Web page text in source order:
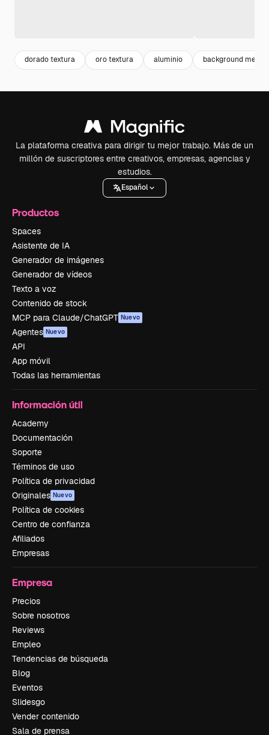
dorado textura oro textura aluminio background metal
La plataforma creativa para dirigir tu mejor trabajo. Más de un
millón de suscriptores entre creativos, empresas, agencias y
estudios.
Español
Productos
Spaces
Asistente de IA
Generador de imágenes
Generador de vídeos
Texto a voz
Contenido de stock
MCP para Claude/ChatGPT Nuevo
Agentes Nuevo
API
App móvil
Todas las herramientas
Información útil
Academy
Documentación
Soporte
Términos de uso
Política de privacidad
Originales Nuevo
Política de cookies
Centro de confianza
Afiliados
Empresas
Empresa
Precios
Sobre nosotros
Reviews
Empleo
Tendencias de búsqueda
Blog
Eventos
Slidesgo
Vender contenido
Sala de prensa